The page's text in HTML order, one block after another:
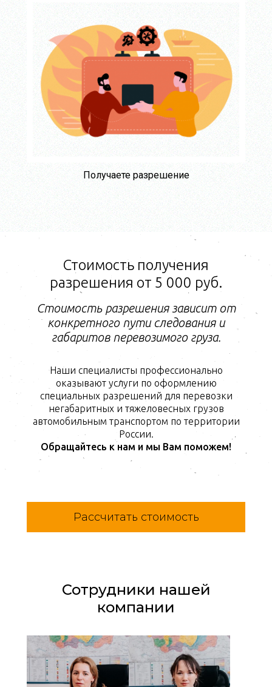
Получаете разрешение
Стоимость получения
разрешения от 5 000 руб.
Стоимость разрешения зависит от
конкретного пути следования и
габаритов перевозимого груза.
Наши специалисты профессионально
оказывают услуги по оформлению
специальных разрешений для перевозки
негабаритных и тяжеловесных грузов
автомобильным транспортом по территории
России.
Обращайтесь к нам и мы Вам поможем!
Рассчитать стоимость
Сотрудники нашей
компании